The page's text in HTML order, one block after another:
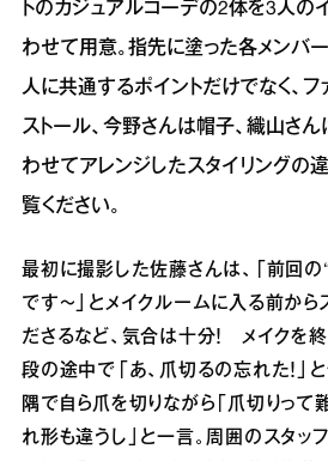
トのカジュアルコーデの2体を3人の
わせて用意。指先に塗った各メンバ
人に共通するポイントだけでなく、
ストール、今野さんは帽子、織山さ
わせてアレンジしたスタイリングの
覧ください。
最初に撮影した佐藤さんは、「前回の
です〜」とメイクルームに入る前から
ださるなど、気合は十分！ メイクを
段の途中で「あ、爪切るの忘れた！」
隅で自ら爪を切りながら「爪切りって
れ形も違うし」と一言。周囲のスタッ